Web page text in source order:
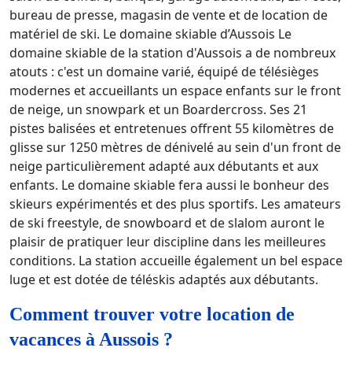
bureau de presse, magasin de vente et de location de
matériel de ski. Le domaine skiable d’Aussois Le
domaine skiable de la station d'Aussois a de nombreux
atouts : c'est un domaine varié, équipé de télésièges
modernes et accueillants un espace enfants sur le front
de neige, un snowpark et un Boardercross. Ses 21
pistes balisées et entretenues offrent 55 kilomètres de
glisse sur 1250 mètres de dénivelé au sein d'un front de
neige particulièrement adapté aux débutants et aux
enfants. Le domaine skiable fera aussi le bonheur des
skieurs expérimentés et des plus sportifs. Les amateurs
de ski freestyle, de snowboard et de slalom auront le
plaisir de pratiquer leur discipline dans les meilleures
conditions. La station accueille également un bel espace
luge et est dotée de téléskis adaptés aux débutants.
Comment trouver votre location de
vacances à Aussois ?